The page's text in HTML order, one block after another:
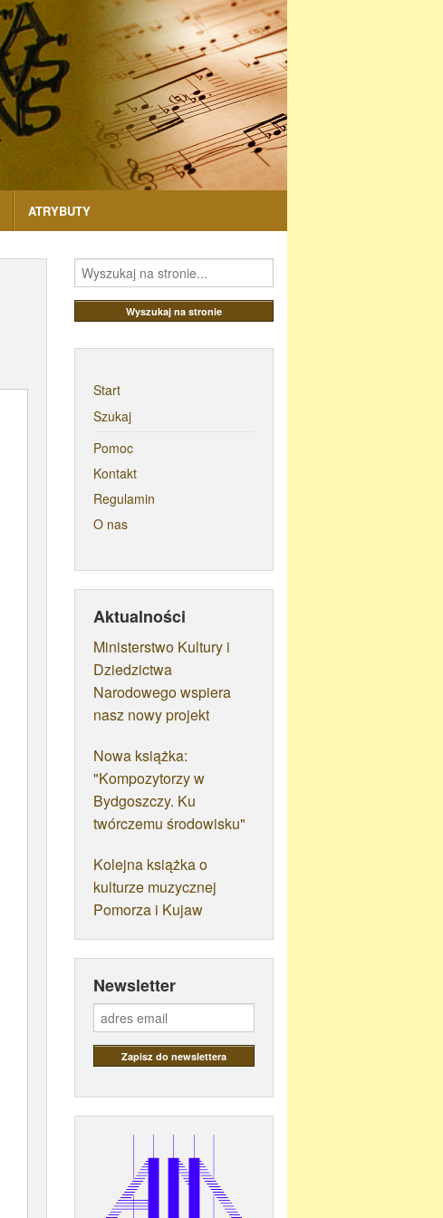
ATRYBUTY
Start
Szukaj
Pomoc
Kontakt
Regulamin
O nas
Aktualności
Ministerstwo Kultury i
Dziedzictwa
Narodowego wspiera
nasz nowy projekt
Nowa książka:
"Kompozytorzy w
Bydgoszczy. Ku
twórczemu środowisku"
Kolejna książka o
kulturze muzycznej
Pomorza i Kujaw
Newsletter